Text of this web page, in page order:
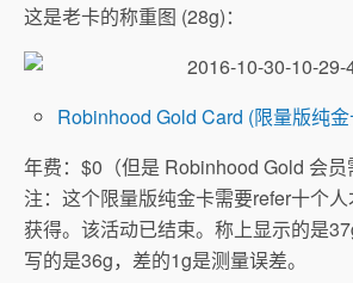
这是老卡的称重图 (28g)：
Robinhood Gold Card (限量版纯金
年费：$0（但是 Robinhood Gold 会员
注：这个限量版纯金卡需要refer十个
获得。该活动已结束。称上显示的是
写的是36g，差的1g是测量误差。